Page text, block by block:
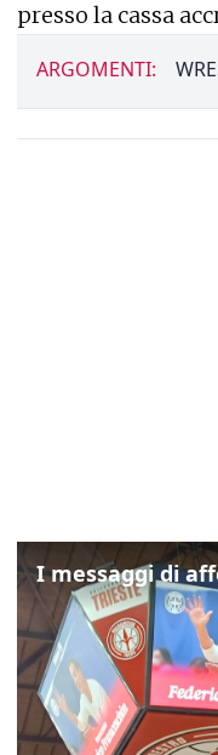
presso la cassa
ARGOMENTI: